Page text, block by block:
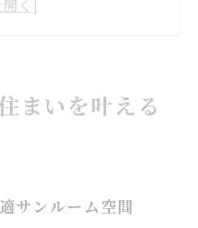
ンルームの活用法
ンルームの新たな魅
まいを叶える
サンルーム空間